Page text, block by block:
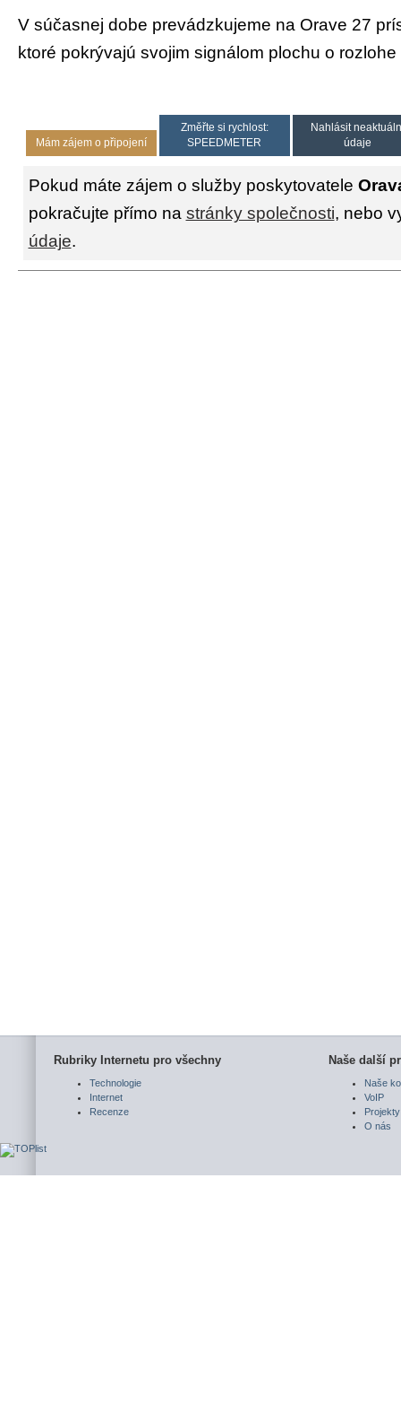
V súčasnej dobe prevádzkujeme na Orave 27
ktoré pokrývajú svojim signálom plochu o
Mám zájem o připojení
Změřte si rychlost:
SPEEDMETER
Nahlásit
údaje
Pokud máte zájem o služby poskytovatele
pokračujte přímo na stránky společnosti, nebo
údaje.
Rubriky Internetu pro všechny
Technologie
Internet
Recenze
Naše další
Naše
VoIP
Projekty
O nás